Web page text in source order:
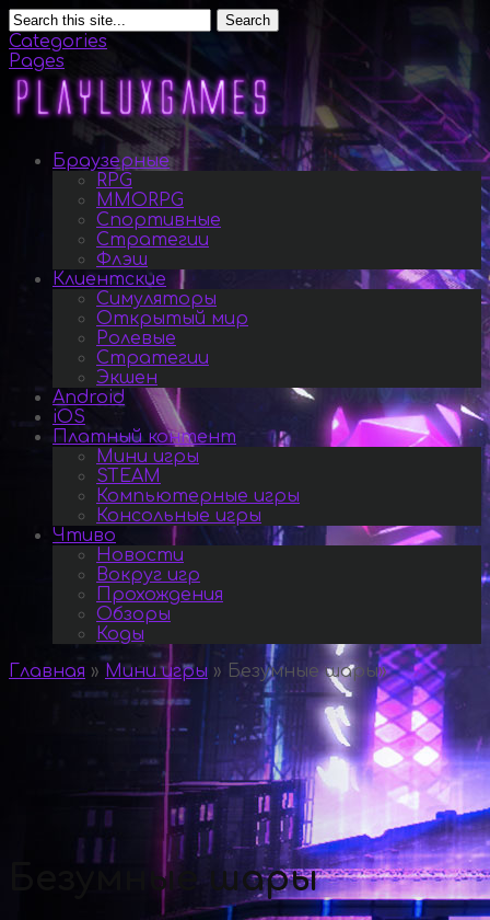
Search
Categories
Pages
Браузерные
RPG
MMORPG
Спортивные
Стратегии
Флэш
Клиентские
Симуляторы
Открытый мир
Ролевые
Стратегии
Экшен
Android
iOS
Платный контент
Мини игры
STEAM
Компьютерные игры
Консольные игры
Чтиво
Новости
Вокруг игр
Прохождения
Обзоры
Коды
Главная » Мини игры » Безумные шары»
Безумные шары